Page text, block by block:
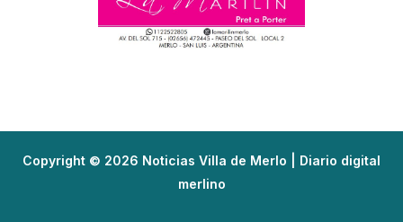
Copyright © 2026 Noticias Villa de Merlo | Diario digital
merlino